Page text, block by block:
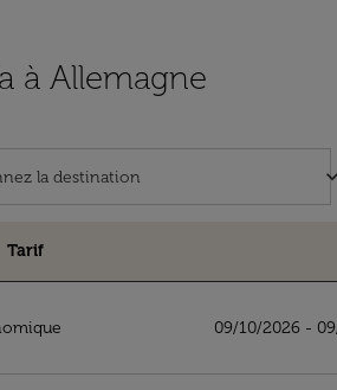
à Allemagne
keyboard_arrow_down
Tarif
09/10/2026 -